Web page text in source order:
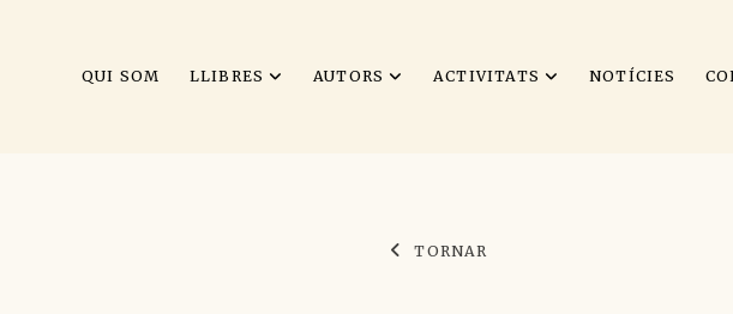
QUI SOM LLIBRES AUTORS ACTIVITATS NOTÍCIES
TORNAR